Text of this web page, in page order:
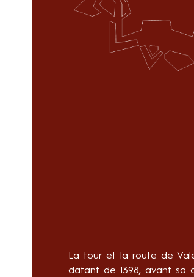
La tour et la route de
datant de 1398, avant sa